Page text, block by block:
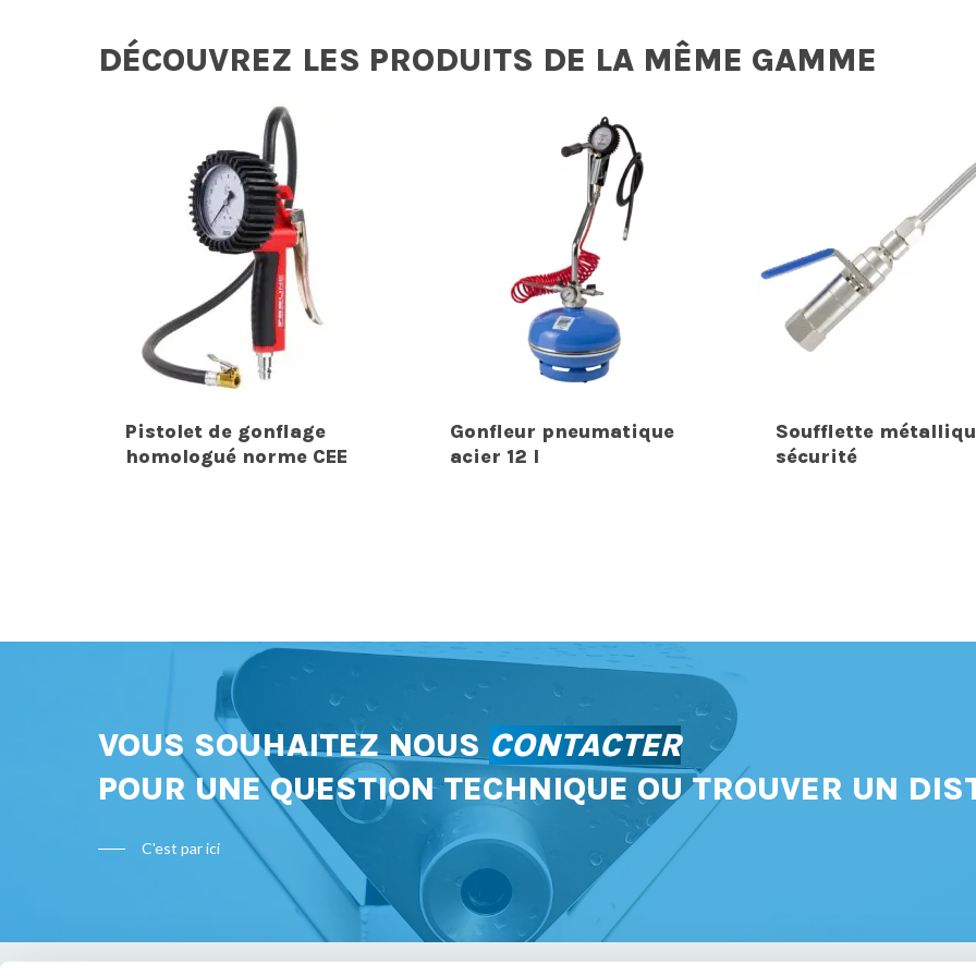
DÉCOUVREZ LES PRODUITS DE LA MÊME GAMME
Pistolet de gonflage
homologué norme CEE
Gonfleur pneumatique
acier 12 l
Soufflette
sécurité
VOUS SOUHAITEZ NOUS CONTACTER
POUR UNE QUESTION TECHNIQUE OU TROUVER UN
C'est par ici